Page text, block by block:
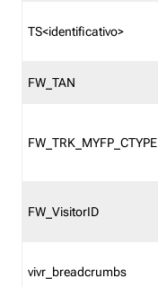
TS<identificativo>
FW_TAN
FW_TRK_MYFP_CTYPE
FW_VisitorID
vivr_breadcrumbs